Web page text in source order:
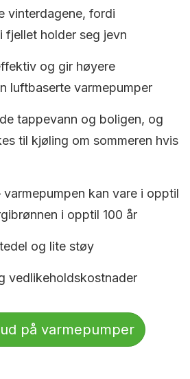
vinterdagene, fordi
fjellet holder seg jevn
og gir høyere
luftbaserte varmepumper
tappevann og boligen, og
til kjøling om sommeren hvis
varmepumpen kan vare i opptil
i opptil 100 år
og lite støy
vedlikeholdskostnader
på varmepumper